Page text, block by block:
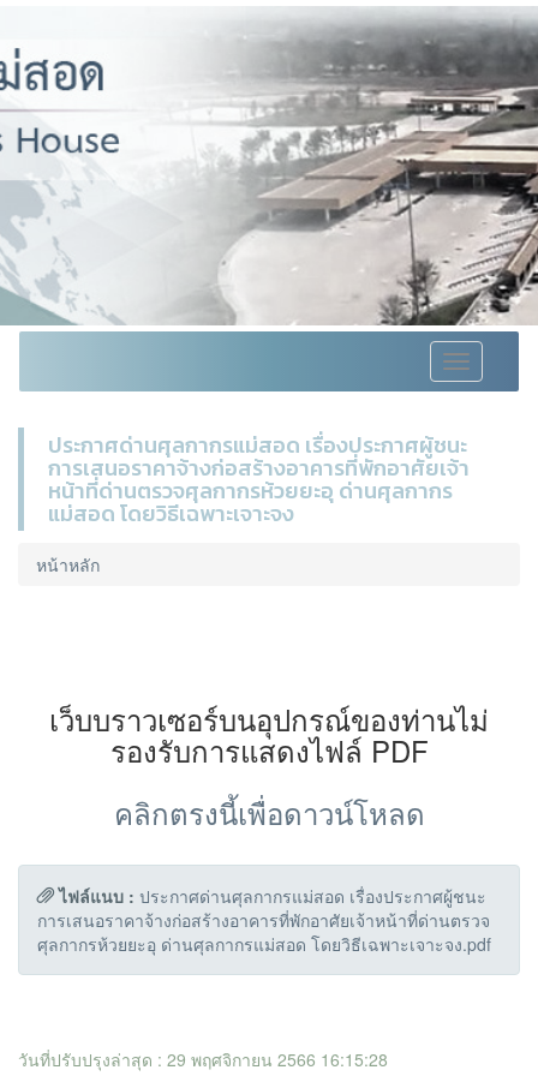
Toggle
navigation
ประกาศด่านศุลกากรแม่สอด เรื่องประกาศผู้ชนะ
การเสนอราคาจ้างก่อสร้างอาคารที่พักอาศัยเจ้า
หน้าที่ด่านตรวจศุลกากรห้วยยะอุ ด่านศุลกากร
แม่สอด โดยวิธีเฉพาะเจาะจง
หน้าหลัก
เว็บบราวเซอร์บนอุปกรณ์ของท่านไม่
รองรับการแสดงไฟล์ PDF
คลิกตรงนี้เพื่อดาวน์โหลด
ไฟล์แนบ : ประกาศด่านศุลกากรแม่สอด เรื่องประกาศผู้ชนะ
การเสนอราคาจ้างก่อสร้างอาคารที่พักอาศัยเจ้าหน้าที่ด่านตรวจ
ศุลกากรห้วยยะอุ ด่านศุลกากรแม่สอด โดยวิธีเฉพาะเจาะจง.pdf
วันที่ปรับปรุงล่าสุด : 29 พฤศจิกายน 2566 16:15:28